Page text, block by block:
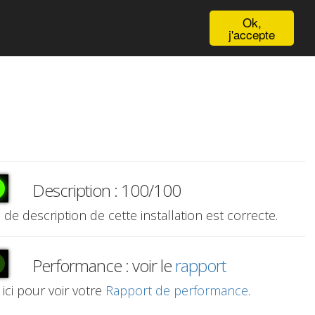
Ok,
j'accepte
Description : 100/100
de description de cette installation est correcte.
Performance : voir lerapport
ici pour voir votre Rapport de performance.